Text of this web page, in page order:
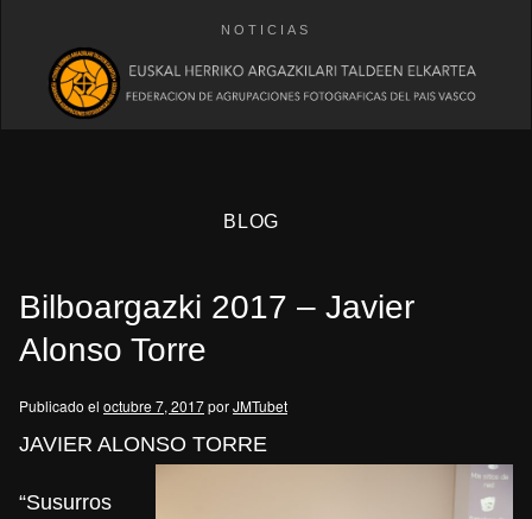
NOTICIAS
BLOG
Bilboargazki 2017 – Javier
Alonso Torre
Publicado el octubre 7, 2017porJMTubet
JAVIER ALONSO TORRE
“Susurros